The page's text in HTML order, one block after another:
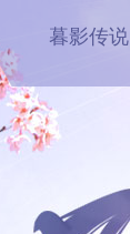
暮影传说